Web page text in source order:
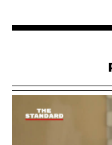
เลขาธิการคณะ
กฤษฎีกาว่าจะตร
ลำบาก แต่จะดำเ
เร็วที่สุด